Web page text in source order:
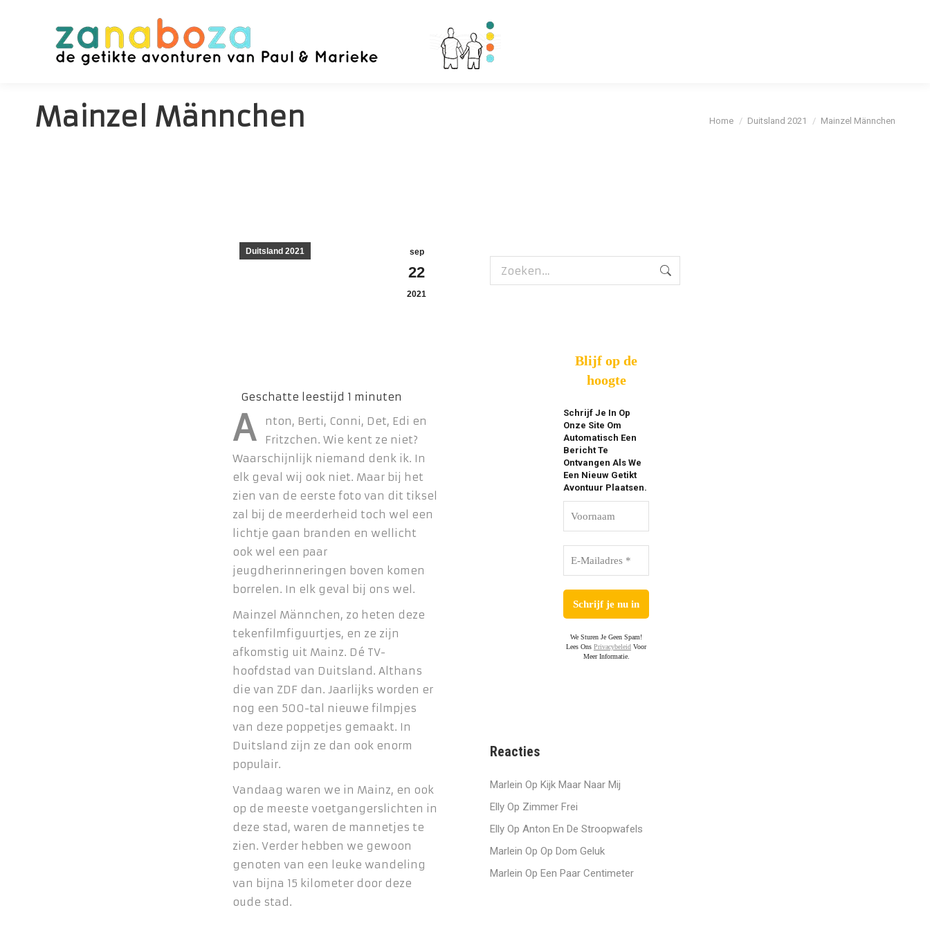
Mainzel Männchen Je bent hier:
Home Duitsland 2021 Mainzel Männchen
sep
22
2021
Duitsland 2021
A
nton, Berti, Conni, Det, Edi en
Fritzchen. Wie kent ze niet?
Waarschijnlijk niemand denk ik. In
elk geval wij ook niet. Maar bij het
zien van de eerste foto van dit tiksel
zal bij de meerderheid toch wel een
lichtje gaan branden en wellicht
ook wel een paar
jeugdherinneringen boven komen
borrelen. In elk geval bij ons wel.
Mainzel Männchen, zo heten deze
tekenfilmfiguurtjes, en ze zijn
afkomstig uit Mainz. Dé TV-
hoofdstad van Duitsland. Althans
die van ZDF dan. Jaarlijks worden er
nog een 500-tal nieuwe filmpjes
van deze poppetjes gemaakt. In
Duitsland zijn ze dan ook enorm
populair.
Vandaag waren we in Mainz, en ook
op de meeste voetgangerslichten in
deze stad, waren de mannetjes te
zien. Verder hebben we gewoon
genoten van een leuke wandeling
van bijna 15 kilometer door deze
oude stad.
Zoeken:
Blijf op de
hoogte
Schrijf Je In Op
Onze Site Om
Automatisch Een
Bericht Te
Ontvangen Als We
Een Nieuw Getikt
Avontuur Plaatsen.
We Sturen Je Geen Spam!
Lees OnsPrivacybeleid Voor
Meer Informatie.
Reacties
Marlein Op Kijk Maar Naar Mij
Elly Op Zimmer Frei
Elly Op Anton En De Stroopwafels
Marlein Op Op Dom Geluk
Marlein Op Een Paar Centimeter